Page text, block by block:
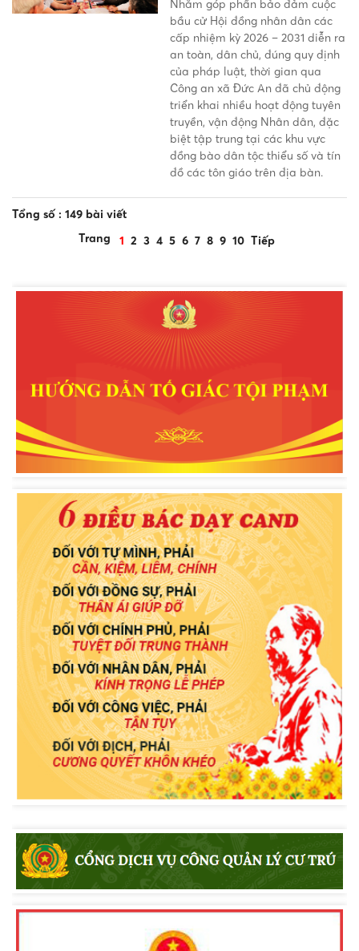
dân tộc thiểu số và tín đồ tôn
giáo
Nhằm góp phần bảo đảm cuộc
bầu cử Hội đồng nhân dân các
cấp nhiệm kỳ 2026 – 2031 diễn ra
an toàn, dân chủ, đúng quy định
của pháp luật, thời gian qua
Công an xã Đức An đã chủ động
triển khai nhiều hoạt động tuyên
truyền, vận động Nhân dân, đặc
biệt tập trung tại các khu vực
đồng bào dân tộc thiểu số và tín
đồ các tôn giáo trên địa bàn.
Tổng số : 149 bài viết
Trang
1 2 3 4 5 6 7 8 9 10 Tiếp